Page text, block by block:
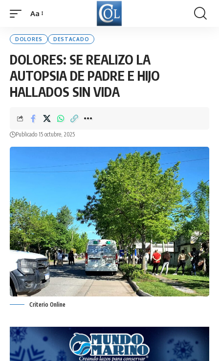
Font
Aa
DOLORES DESTACADO
DOLORES: SE REALIZO LA
AUTOPSIA DE PADRE E HIJO
HALLADOS SIN VIDA
Publicado 15 octubre, 2025
Criterio Online